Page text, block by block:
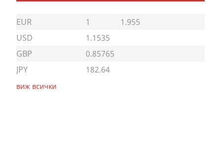
EUR 1
1.955
USD
1.1535
GBP
0.85765
JPY
182.64
виж всички